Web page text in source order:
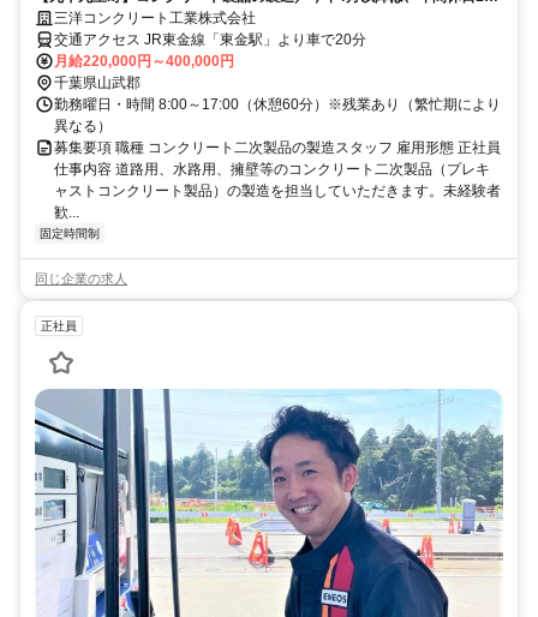
日！／経験不問／完全週休2日
三洋コンクリート工業株式会社
交通アクセス JR東金線「東金駅」より車で20分
月給220,000円～400,000円
千葉県山武郡
勤務曜日・時間 8:00～17:00（休憩60分）※残業あり（繁忙期により
異なる）
募集要項 職種 コンクリート二次製品の製造スタッフ 雇用形態 正社員
仕事内容 道路用、水路用、擁壁等のコンクリート二次製品（プレキ
ャストコンクリート製品）の製造を担当していただきます。未経験者
歓...
固定時間制
同じ企業の求人
正社員